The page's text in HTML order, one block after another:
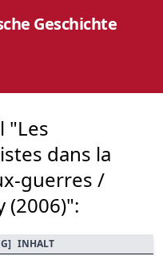
Geschichte
"Les
dans la
guerres /
(2006)":
] INHALT